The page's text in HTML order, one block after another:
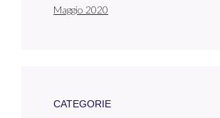
Maggio 2020
CATEGORIE